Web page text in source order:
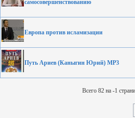
самосовершенствованию
Европа против исламизации
Путь Ариев (Каныгин Юрий) MP3
Всего 82 на -1